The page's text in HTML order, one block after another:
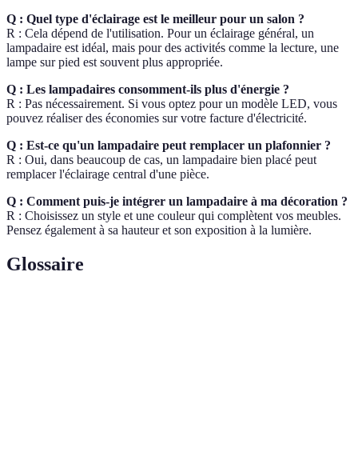
Q : Quel type d'éclairage est le meilleur pour un salon ?
R : Cela dépend de l'utilisation. Pour un éclairage général, un
lampadaire est idéal, mais pour des activités comme la lecture, une
lampe sur pied est souvent plus appropriée.
Q : Les lampadaires consomment-ils plus d'énergie ?
R : Pas nécessairement. Si vous optez pour un modèle LED, vous
pouvez réaliser des économies sur votre facture d'électricité.
Q : Est-ce qu'un lampadaire peut remplacer un plafonnier ?
R : Oui, dans beaucoup de cas, un lampadaire bien placé peut
remplacer l'éclairage central d'une pièce.
Q : Comment puis-je intégrer un lampadaire à ma décoration ?
R : Choisissez un style et une couleur qui complètent vos meubles.
Pensez également à sa hauteur et son exposition à la lumière.
Glossaire